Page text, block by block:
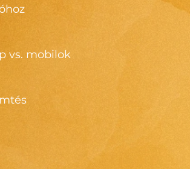
vs. mobilok